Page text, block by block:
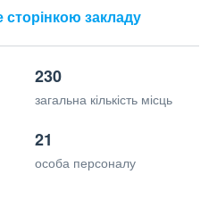
сторінкою закладу
230
загальна кількість місць
21
особа персоналу